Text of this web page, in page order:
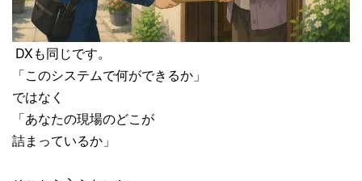
DXも同じです。
「このシステムで何ができるか」
ではなく
「あなたの現場のどこが
詰まっているか」